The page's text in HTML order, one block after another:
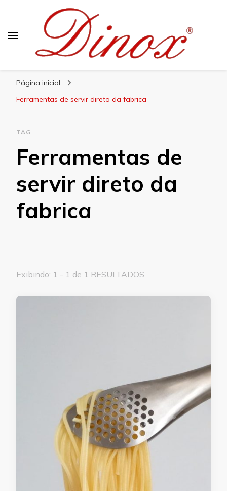
Página inicial
Ferramentas de servir direto da fabrica
TAG
Ferramentas de
servir direto da
fabrica
Exibindo: 1 - 1 de 1 RESULTADOS